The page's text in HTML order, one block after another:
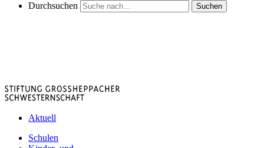
Durchsuchen
Suchen
Aktuell
Schulen